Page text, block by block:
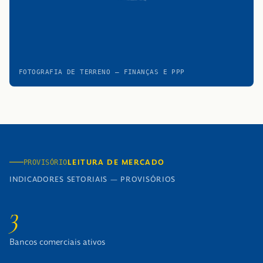
FOTOGRAFIA DE TERRENO — FINANÇAS E PPP
PROVISÓRIOLEITURA DE MERCADO
INDICADORES SETORIAIS — PROVISÓRIOS
3
Bancos comerciais ativos